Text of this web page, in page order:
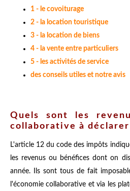
1 - le covoiturage
2 - la location touristique
3 - la location de biens
4 - la vente entre particuliers
5 - les activités de service
des conseils utiles et notre avis
Quels sont les
collaborative à déclarer
L'article 12 du code des impôts
les revenus ou bénéfices dont on
année. Ils sont tous de fait
l'économie collaborative et via les